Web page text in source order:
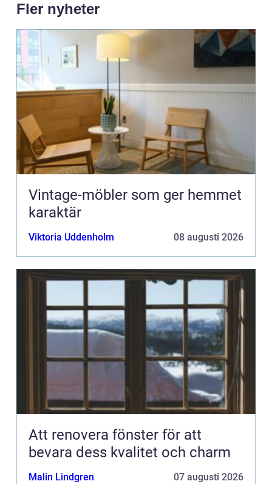
Fler nyheter
Vintage-möbler som ger hemmet
karaktär
Viktoria Uddenholm 08 augusti 2026
Att renovera fönster för att
bevara dess kvalitet och charm
Malin Lindgren 07 augusti 2026